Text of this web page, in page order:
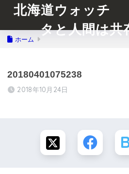
北海道ウォッチ
タと人間は共
ホーム
20180401075238
2018年10月24日